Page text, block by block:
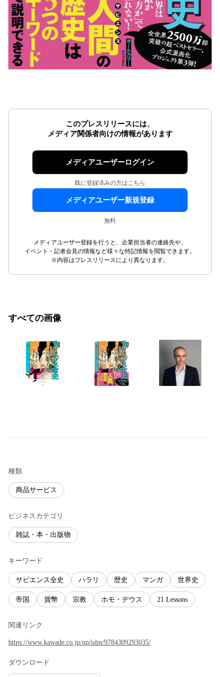
このプレスリリースには、
メディア関係者向けの情報があります
メディアユーザーログイン
既に登録済みの方はこちら
メディアユーザー新規登録
無料
メディアユーザー登録を行うと、企業担当者の連絡先や、
イベント・記者会見の情報など様々な特記情報を閲覧できます。
※内容はプレスリリースにより異なります。
すべての画像
種類
商品サービス
ビジネスカテゴリ
雑誌・本・出版物
キーワード
サピエンス全史 ハラリ 歴史 マンガ 世界史
帝国 貨幣 宗教 ホモ・デウス 21 Lessons
関連リンク
https://www.kawade.co.jp/np/isbn/9784309293035/
ダウンロード